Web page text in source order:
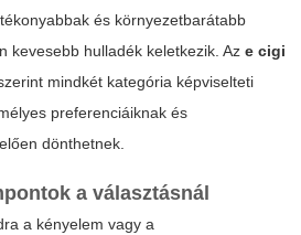
és környezetbarátabb
kevesebb hulladék keletkezik. Az e cigi
mindkét kategória képviselteti
preferenciáiknak és
dönthetnek.
a választásnál
a kényelem vagy a